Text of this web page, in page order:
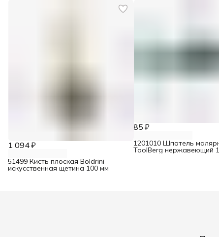
1 094 ₽
51499 Кисть плоская Boldrini
искусственная щетина 100 мм
85 ₽
1201010 Шпатель
ToolBerg нержавеющий